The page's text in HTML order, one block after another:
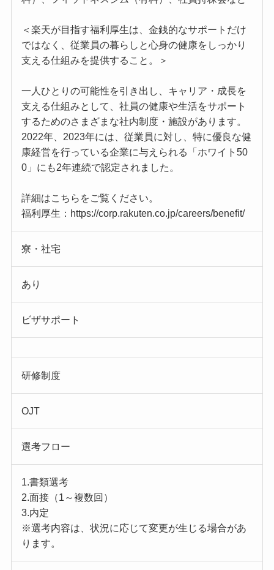
＜楽天が目指す福利厚生は、金銭的なサポートだけ
ではなく、従業員の暮らしと心身の健康をしっかり
支える仕組みを提供すること。＞
一人ひとりの可能性を引き出し、キャリア・成長を
支える仕組みとして、社員の健康や生活をサポート
するためのさまざまな社内制度・施設があります。
2022年、2023年には、従業員に対し、特に優良な健
康経営を行っている企業に与えられる「ホワイト50
0」にも2年連続で認定されました。
詳細はこちらをご覧ください。
福利厚生：https://corp.rakuten.co.jp/careers/benefit/
寮・社宅
あり
ビザサポート
研修制度
OJT
選考フロー
1.書類選考
2.面接（1～複数回）
3.内定
※選考内容は、状況に応じて変更が生じる場合があ
ります。